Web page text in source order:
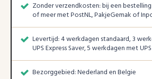
Zonder verzendkosten: bij een
of meer met PostNL, PakjeGemak of
Levertijd: 4 werkdagen standaard, 3
UPS Express Saver, 5 werkdagen met
Bezorggebied: Nederland en Belgie